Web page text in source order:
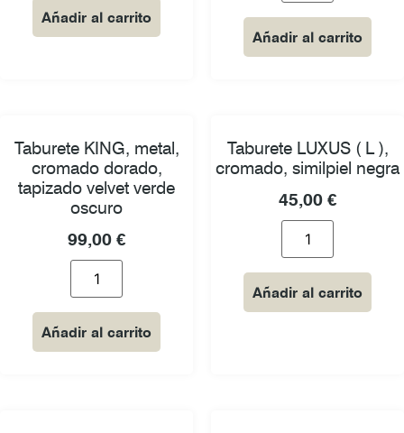
Añadir al carrito
Añadir al carrito
Taburete KING, metal,
cromado dorado,
tapizado velvet verde
oscuro
99,00 €
Añadir al carrito
Taburete LUXUS ( L ),
cromado, similpiel negra
45,00 €
Añadir al carrito